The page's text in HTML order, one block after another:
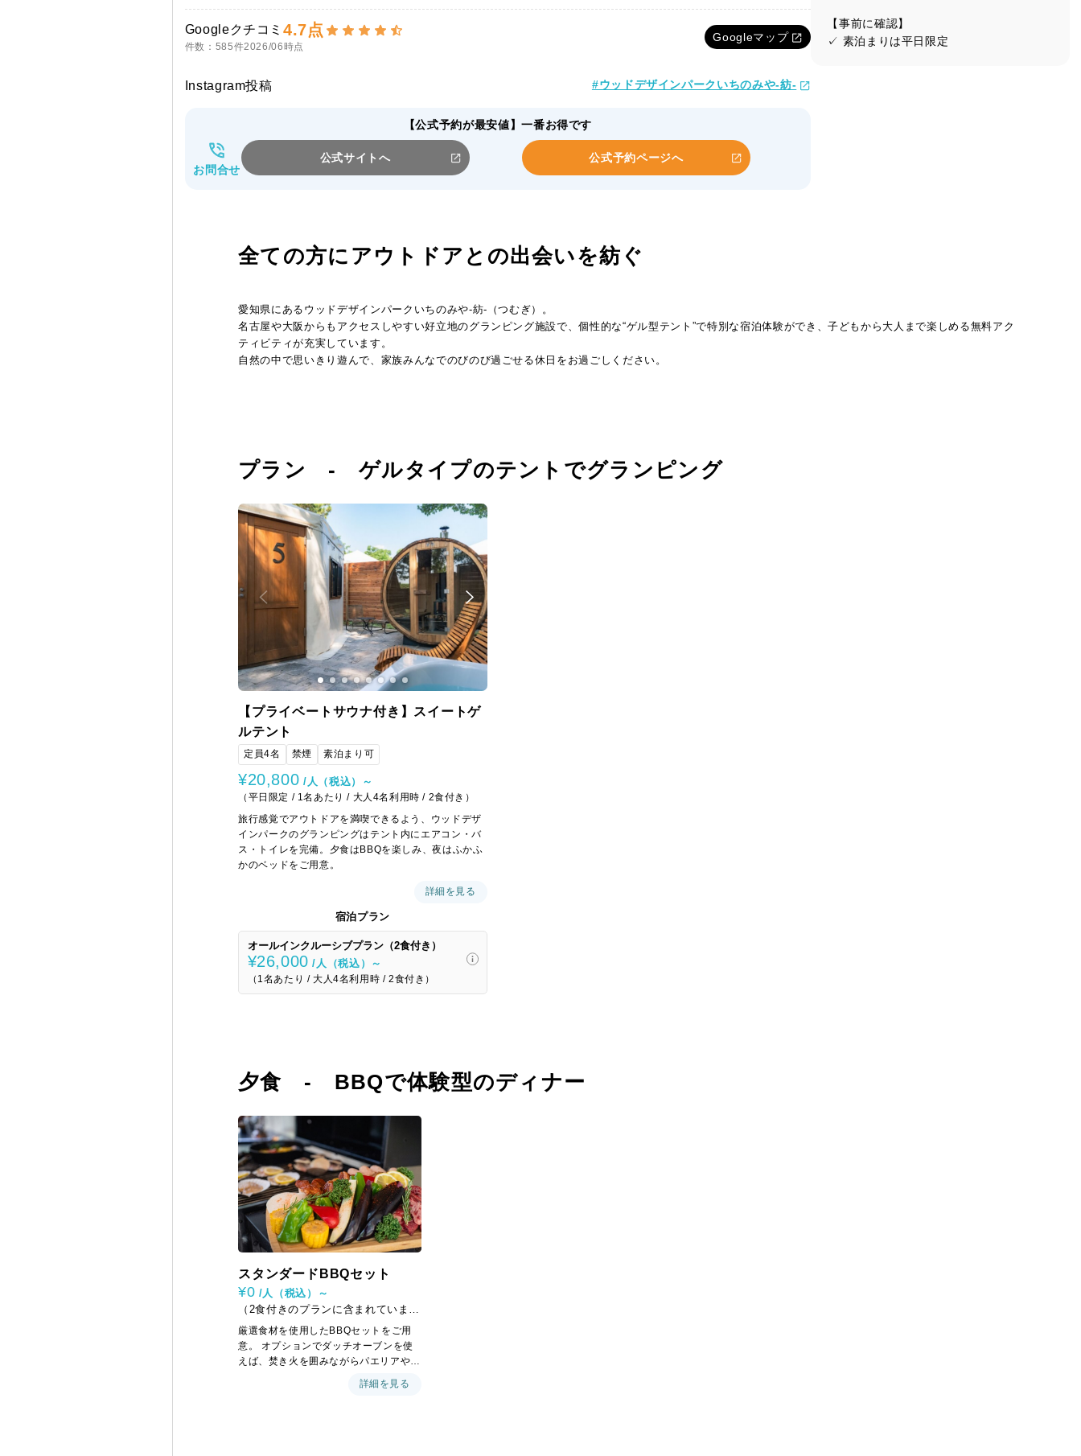
Googleクチコミ4.7点
件数：585件2026/06時点
Googleマップ
Instagram投稿 #ウッドデザインパークいちのみや-紡-
【公式予約が最安値】一番お得です
お問合せ
公式サイトへ 公式予約ページへ
【事前に確認】
✓ 素泊まりは平日限定
全ての方にアウトドアとの出会いを紡ぐ
愛知県にあるウッドデザインパークいちのみや-紡-（つむぎ）。
名古屋や大阪からもアクセスしやすい好立地のグランピング施設で、個性的な“ゲル型テント”で特別な宿泊体験ができ、子どもから大人まで楽しめる無料アク
ティビティが充実しています。
自然の中で思いきり遊んで、家族みんなでのびのび過ごせる休日をお過ごしください。
プラン - ゲルタイプのテントでグランピング
【プライベートサウナ付き】スイートゲ
ルテント
定員4名 禁煙 素泊まり可
¥20,800 /人（税込）～
（平日限定 / 1名あたり / 大人4名利用時 / 2食付き）
旅行感覚でアウトドアを満喫できるよう、ウッドデザ
インパークのグランピングはテント内にエアコン・バ
ス・トイレを完備。夕食はBBQを楽しみ、夜はふかふ
かのベッドをご用意。
詳細を見る
宿泊プラン
オールインクルーシブプラン（2食付き）
¥26,000 /人（税込）～
（1名あたり / 大人4名利用時 / 2食付き）
夕食 - BBQで体験型のディナー
スタンダードBBQセット
¥0 /人（税込）～
（2食付きのプランに含まれていま
す）
厳選食材を使用したBBQセットをご用
意。 オプションでダッチオーブンを使
えば、焚き火を囲みながらパエリアやア
クアパッツァづくりにも挑戦できます。
自然とともに味わう“体験型ディナ
詳細を見る